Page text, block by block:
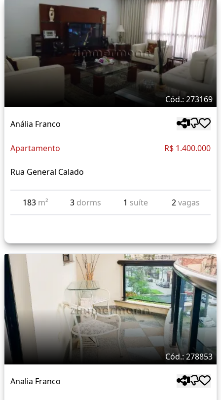
Cód.: 273169
Anália Franco
Apartamento R$ 1.400.000
Rua General Calado
183 m² 3 dorms 1 suíte 2vagas
Cód.: 278853
Analia Franco